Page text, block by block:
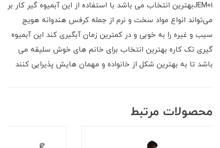
JEM01بهترین انتخاب می باشد با استفاده از این آبمیوه گیر کار بر
می‌تواند انواع مواد سخت و نرم از جمله کرفس هندوانه هویج
سیب و غیره را به خوبی و در کمترین زمان آبگیری کند این آبمیوه
گیری تک کاره بهترین انتخاب برای خانم های خوش سلیقه می
باشد تا به بهترین شکل از خانواده و مهمان هایش پذیرایی کنند
محصولات مرتبط